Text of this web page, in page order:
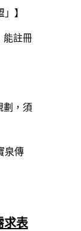
】
能註冊
劃，須
泉傳
求表